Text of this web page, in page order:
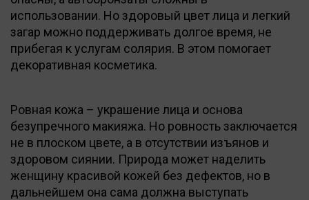
использовании. Но здоровый цвет лица и легкий
загар можно поддерживать долгое время, не
прибегая к услугам солярия. В этом помогает
декоративная косметика.
Ровная кожа – украшение лица и основа
безупречного макияжа. Но ровность заключается
не в плоском цвете, а в отсутствии изъянов и
здоровом сиянии. Природа может наделить
женщину красивой кожей без дефектов, но в
дальнейшем она сама должна выступать